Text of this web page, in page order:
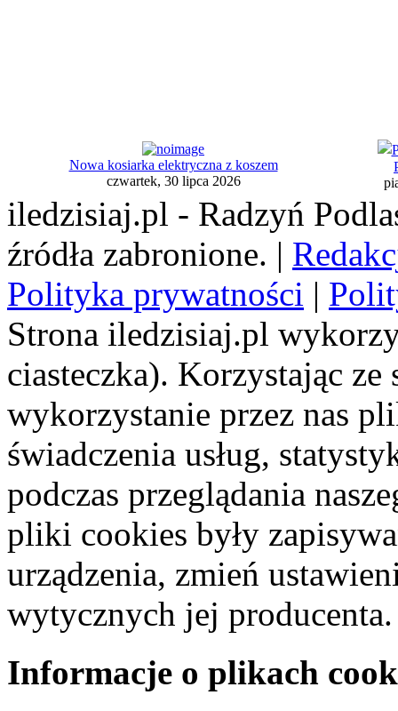
Nowa kosiarka elektryczna z koszem
czwartek, 30 lipca 2026
iledzisiaj.pl - Radzyń
źródła zabronione. |
Polityka prywatności |
Strona iledzisiaj.pl
ciasteczka). Korzystając
wykorzystanie przez nas
świadczenia usług,
podczas przeglądania
pliki cookies były
urządzenia, zmień
wytycznych jej producenta.
Informacje o plikach